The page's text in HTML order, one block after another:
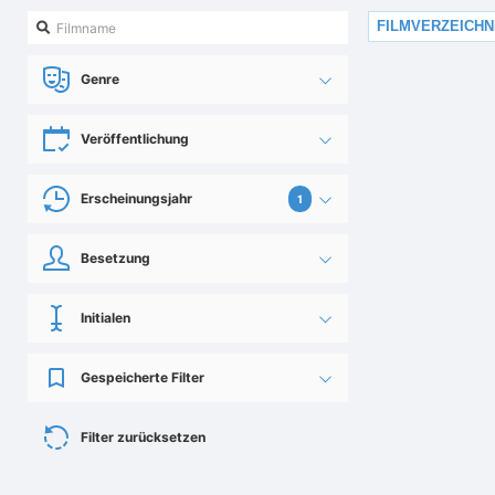
Genre
Veröffentlichung
Erscheinungsjahr 1
Besetzung
Initialen
Gespeicherte Filter
Filter zurücksetzen